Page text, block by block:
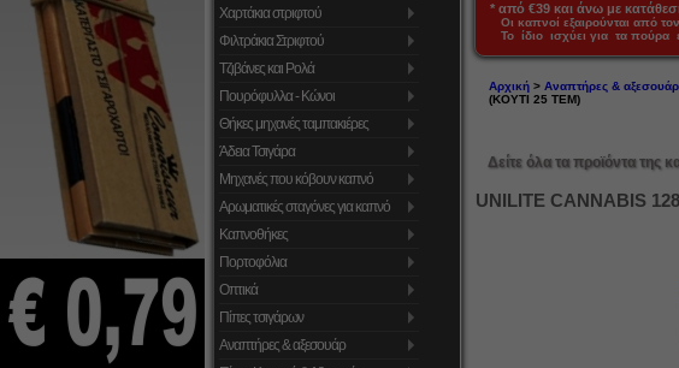
Χαρτάκια στριφτού
Φιλτράκια Στριφτού
Τζιβάνες και Ρολά
Πουρόφυλλα - Κώνοι
Θήκες μηχανές ταμπακιέρες
Άδεια Τσιγάρα
Μηχανές που κόβουν καπνό
Αρωματικές σταγόνες για καπνό
Καπνοθήκες
Πορτοφόλια
Οπτικά
Πίπες τσιγάρων
Αναπτήρες & αξεσουάρ
* από €39 και άνω με
Οι καπνοί εξαιρούνται από
Το ίδιο ισχύει για τα πούρα
Αρχική> Αναπτήρες & αξεσουάρ
(ΚΟΥΤΙ 25 ΤΕΜ)
Δείτε όλα τα προϊόντα της
UNILITE CANNABIS